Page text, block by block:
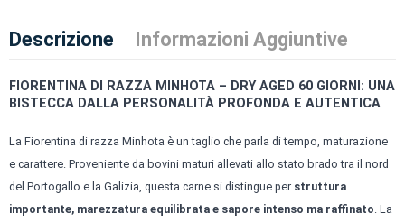
Descrizione Informazioni Aggiuntive
FIORENTINA DI RAZZA MINHOTA – DRY AGED 60 GIORNI: UNA
BISTECCA DALLA PERSONALITÀ PROFONDA E AUTENTICA
La Fiorentina di razza Minhota è un taglio che parla di tempo, maturazione
e carattere. Proveniente da bovini maturi allevati allo stato brado tra il nord
del Portogallo e la Galizia, questa carne si distingue per struttura
importante, marezzatura equilibrata e sapore intenso ma raffinato . La